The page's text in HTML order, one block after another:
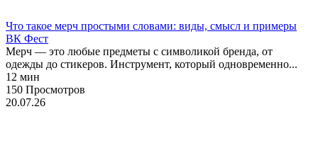
Что такое мерч простыми словами: виды, смысл и примеры
ВК Фест
Мерч — это любые предметы с символикой бренда, от
одежды до стикеров. Инструмент, который одновременно...
12 мин
150 Просмотров
20.07.26